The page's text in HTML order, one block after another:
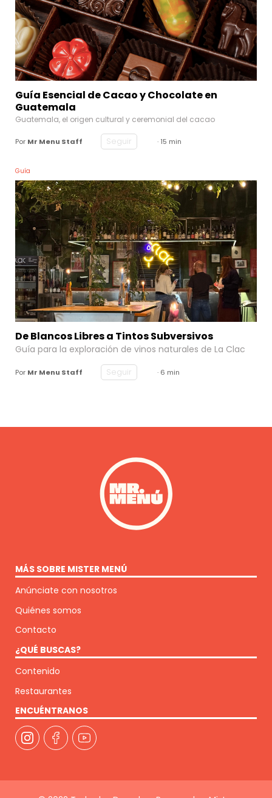
Guía Esencial de Cacao y Chocolate en
Guatemala
Guatemala, el origen cultural y ceremonial del cacao
Por Mr Menu Staff Seguir · 15 min
Guía
De Blancos Libres a Tintos Subversivos
Guía para la exploración de vinos naturales de La Clac
Por Mr Menu Staff Seguir · 6 min
MÁS SOBRE MISTER MENÚ
Anúnciate con nosotros
Quiénes somos
Contacto
¿QUÉ BUSCAS?
Contenido
Restaurantes
ENCUÉNTRANOS